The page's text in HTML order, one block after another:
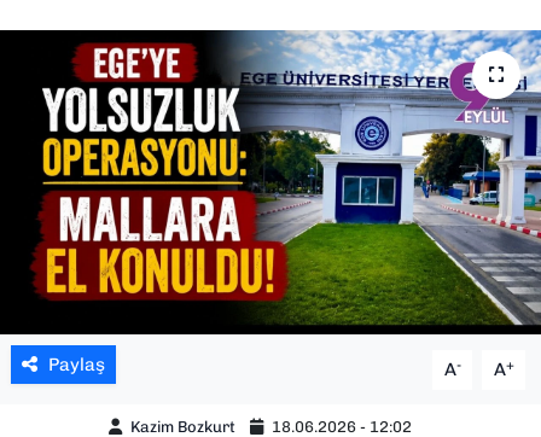
Paylaş A- A+
Kazim Bozkurt 18.06.2026 - 12:02
YEREL YÖNETİMLER